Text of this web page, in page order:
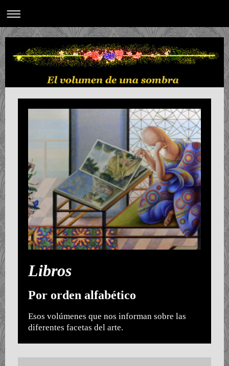
Libros
Por orden alfabético
Esos volúmenes que nos informan sobre las
diferentes facetas del arte.